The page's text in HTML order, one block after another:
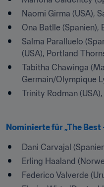
Naomi Girma (USA),
Ona Batlle (Spanien),
Salma Paralluelo
(USA), Portland
Tabitha Chawinga
Germain/Olympique
Trinity Rodman
Nominierte für „The
Dani Carvajal
Erling Haaland
Federico Valverde